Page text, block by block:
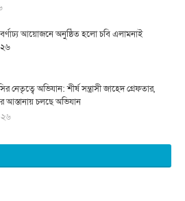
আয়োজনে অনুষ্ঠিত হলো চবি এলামনাই
নেতৃত্বে অভিযান: শীর্ষ সন্ত্রাসী জাহেদ গ্রেফতার,
আস্তানায় চলছে অভিযান